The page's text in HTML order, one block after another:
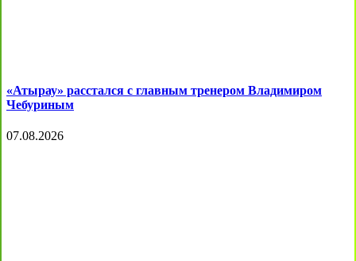
«Атырау» расстался с главным тренером Владимиром
Чебуриным
07.08.2026